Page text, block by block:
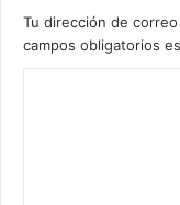
Tu dirección de
campos obligatorios